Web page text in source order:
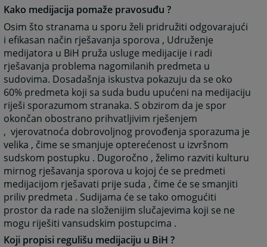
Kako medijacija pomaže pravosuđu ?
Osim što stranama u sporu želi pridružiti odgovarajući
i efikasan način rješavanja sporova , Udruženje
medijatora u BiH pruža usluge medijacije i radi
rješavanja problema nagomilanih predmeta u
sudovima. Dosadašnja iskustva pokazuju da se oko
60% predmeta koji sa suda budu upućeni na medijaciju
riješi sporazumom stranaka. S obzirom da je spor
okončan obostrano prihvatljivim rješenjem
, vjerovatnoća dobrovoljnog provođenja sporazuma je
velika , čime se smanjuje opterećenost u izvršnom
sudskom postupku . Dugoročno , želimo razviti kulturu
mirnog rješavanja sporova u kojoj će se predmeti
medijacijom rješavati prije suda , čime će se smanjiti
priliv predmeta . Sudijama će se tako omogućiti
prostor da rade na složenijim slučajevima koji se ne
mogu riješiti vansudskim postupcima .
Koji propisi regulišu medijaciju u BiH ?